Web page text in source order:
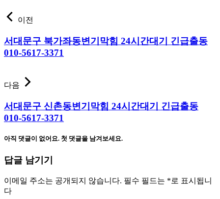
이전
서대문구 북가좌동변기막힘 24시간대기 긴급출동
010-5617-3371
다음
서대문구 신촌동변기막힘 24시간대기 긴급출동
010-5617-3371
아직 댓글이 없어요. 첫 댓글을 남겨보세요.
답글 남기기
이메일 주소는 공개되지 않습니다. 필수 필드는 *로 표시됩니
다